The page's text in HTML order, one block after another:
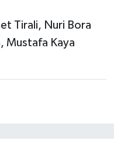
Tirali, Nuri Bora
Mustafa Kaya